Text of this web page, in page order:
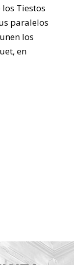
Tiestos
paralelos
los
en